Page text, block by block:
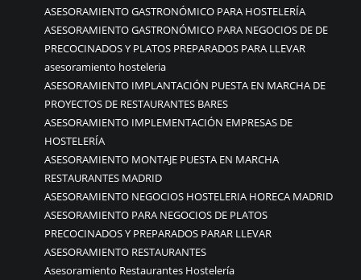
ASESORAMIENTO GASTRONÓMICO PARA HOSTELERÍA
ASESORAMIENTO GASTRONÓMICO PARA NEGOCIOS DE DE
PRECOCINADOS Y PLATOS PREPARADOS PARA LLEVAR
asesoramiento hosteleria
ASESORAMIENTO IMPLANTACIÓN PUESTA EN MARCHA DE
PROYECTOS DE RESTAURANTES BARES
ASESORAMIENTO IMPLEMENTACIÓN EMPRESAS DE
HOSTELERÍA
ASESORAMIENTO MONTAJE PUESTA EN MARCHA
RESTAURANTES MADRID
ASESORAMIENTO NEGOCIOS HOSTELERIA HORECA MADRID
ASESORAMIENTO PARA NEGOCIOS DE PLATOS
PRECOCINADOS Y PREPARADOS PARAR LLEVAR
ASESORAMIENTO RESTAURANTES
Asesoramiento Restaurantes Hostelería